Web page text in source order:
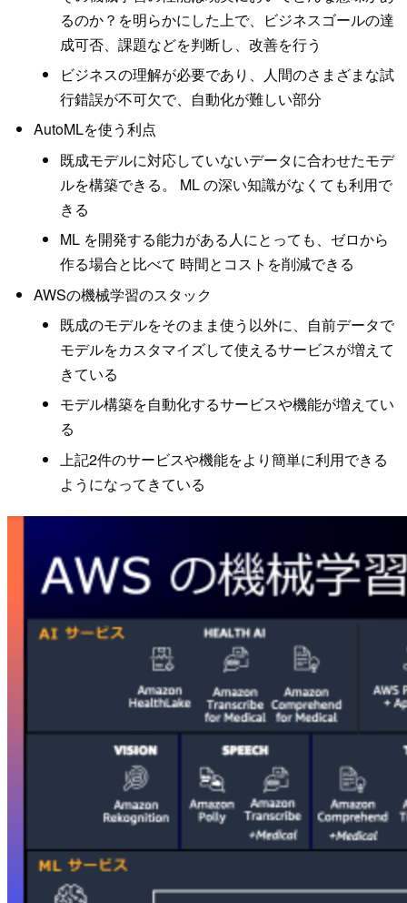
るのか？を明らかにした上で、ビジネスゴールの達
成可否、課題などを判断し、改善を行う
ビジネスの理解が必要であり、人間のさまざまな試
行錯誤が不可欠で、自動化が難しい部分
AutoMLを使う利点
既成モデルに対応していないデータに合わせたモデ
ルを構築できる。 ML の深い知識がなくても利用で
きる
ML を開発する能力がある人にとっても、ゼロから
作る場合と比べて 時間とコストを削減できる
AWSの機械学習のスタック
既成のモデルをそのまま使う以外に、自前データで
モデルをカスタマイズして使えるサービスが増えて
きている
モデル構築を自動化するサービスや機能が増えてい
る
上記2件のサービスや機能をより簡単に利用できる
ようになってきている